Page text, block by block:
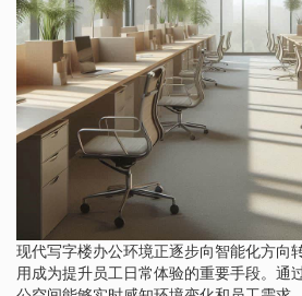
现代写字楼办公环境正逐步向智能化方向
用成为提升员工日常体验的重要手段。通